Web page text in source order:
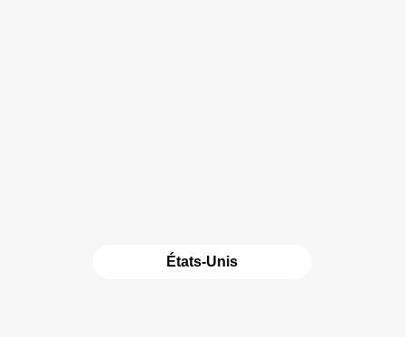
États-Unis